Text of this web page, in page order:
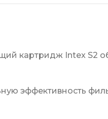
картридж Intex S2
эффективность